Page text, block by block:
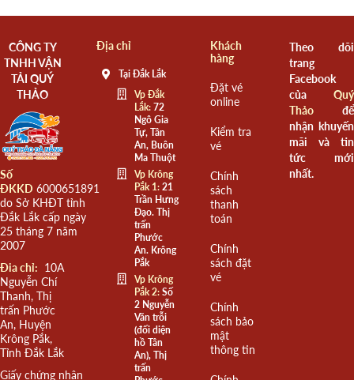
CÔNG TY
TNHH VẬN
TẢI QUÝ
THẢO
Số
ĐKKD 6000651891
do Sở KHĐT tỉnh
Đắk Lắk cấp ngày
25 tháng 7 năm
2007
Đia chỉ: 10A
Nguyễn Chí
Thanh, Thị
trấn Phước
An, Huyện
Krông Pắk,
Tỉnh Đắk Lắk
Giấy chứng nhận
Địa chỉ
Tại Đắk Lắk
Vp Đắk
Lắk:72
Ngô Gia
Tự, Tân
An, Buôn
Ma Thuột
Vp Krông
Pắk 1:21
Trần Hưng
Đạo. Thị
trấn
Phước
An. Krông
Pắk
Vp Krông
Pắk 2:Số
2 Nguyễn
Văn trỗi
(đối diện
hồ Tân
An), Thị
trấn
Khách
hàng
Đặt vé
online
Kiểm tra
vé
Chính
sách
thanh
toán
Chính
sách đặt
vé
Chính
sách bảo
mật
thông tin
Theo dõi
trang
Facebook
của Quý
Thảođể
nhận khuyến
mãi và tin
tức mới
nhất.